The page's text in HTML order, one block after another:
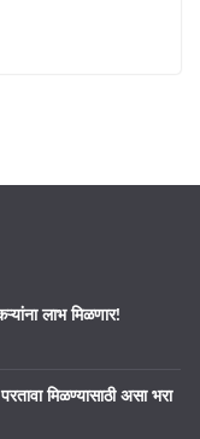
लाभ मिळणार!
मिळण्यासाठी असा भरा